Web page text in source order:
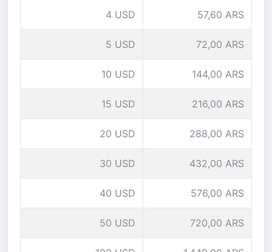
4 USD 57,60 ARS
5 USD 72,00 ARS
10 USD 144,00 ARS
15 USD 216,00 ARS
20 USD 288,00 ARS
30 USD 432,00 ARS
40 USD 576,00 ARS
50 USD 720,00 ARS